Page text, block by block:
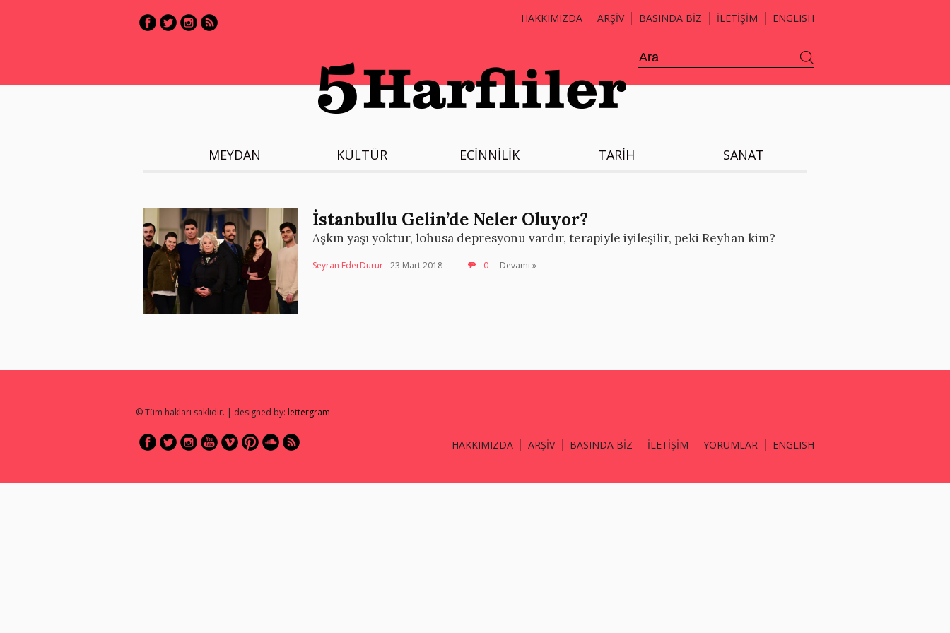
HAKKIMIZDA ARŞİV BASINDA BİZ İLETİŞİM ENGLISH
MEYDAN KÜLTÜR ECİNNİLİK TARİH SANAT
İstanbullu Gelin’de Neler Oluyor?
Aşkın yaşı yoktur, lohusa depresyonu vardır, terapiyle iyileşilir, peki Reyhan kim?
Seyran EderDurur 23 Mart 2018 0 Devamı »
© Tüm hakları saklıdır. | designed by: lettergram
HAKKIMIZDA ARŞİV BASINDA BİZ İLETİŞİM YORUMLAR ENGLISH